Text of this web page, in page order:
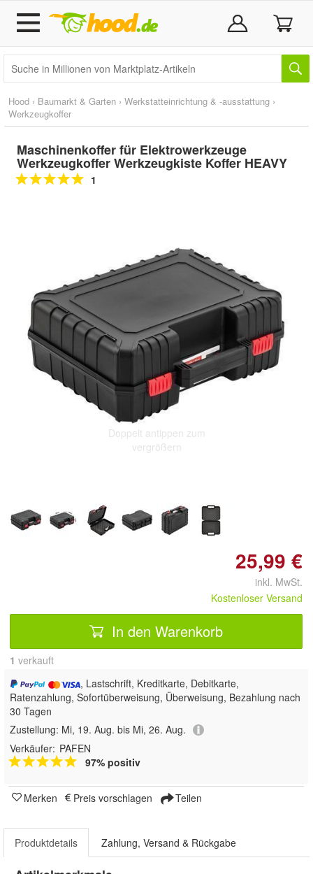
Hood › Baumarkt & Garten › Werkstatteinrichtung & -ausstattung ›
Werkzeugkoffer
Maschinenkoffer für Elektrowerkzeuge
Werkzeugkoffer Werkzeugkiste Koffer HEAVY
1
Doppelt antippen zum
vergrößern
25,99 €
inkl. MwSt.
Kostenloser Versand
In den Warenkorb
1 verkauft
, Lastschrift, Kreditkarte, Debitkarte,
Ratenzahlung, Sofortüberweisung, Überweisung, Bezahlung nach
30 Tagen
Zustellung: Mi, 19. Aug. bis Mi, 26. Aug.
Verkäufer: PAFEN
97% positiv
Merken Preis vorschlagen Teilen
Produktdetails Zahlung, Versand & Rückgabe